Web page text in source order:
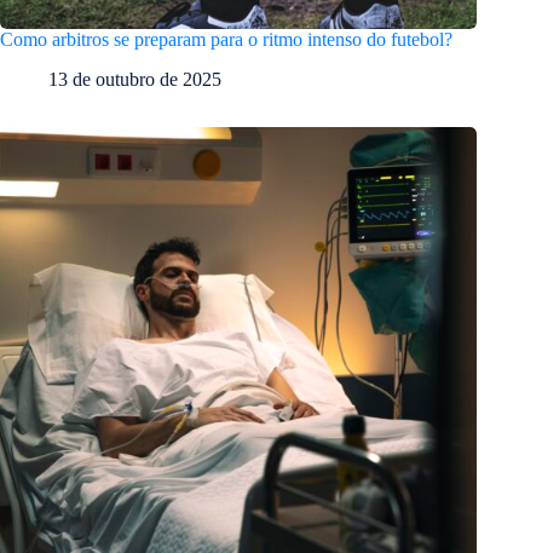
Como arbitros se preparam para o ritmo intenso do futebol?
13 de outubro de 2025